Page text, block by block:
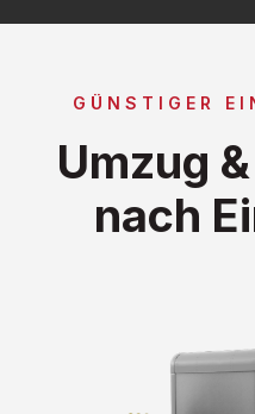
GÜNSTIGER
Umzug
nach